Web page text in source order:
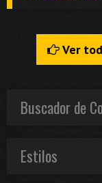
Ver
Buscador de
Estilos